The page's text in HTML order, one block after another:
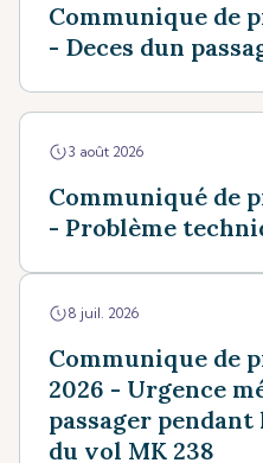
Communique de
- Deces dun
3 août 2026
Communiqué de
- Problème
8 juil. 2026
Communique de
2026 - Urgence
passager
du vol MK 238